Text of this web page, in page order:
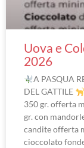
Uova e
2026
A PASQUA
DEL GATTILE
350 gr. offerta
gr. con
candite offerta
cioccolato